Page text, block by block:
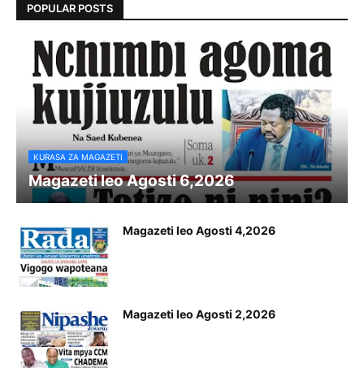
POPULAR POSTS
KURASA ZA MAGAZETI
Magazeti leo Agosti 6,2026
Magazeti leo Agosti 4,2026
Magazeti leo Agosti 2,2026